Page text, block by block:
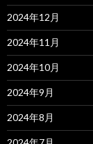
2024年12月
2024年11月
2024年10月
2024年9月
2024年8月